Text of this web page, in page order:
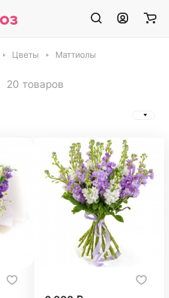
Цветы Маттиолы
20 товаров